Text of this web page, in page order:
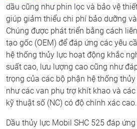
dầu cũng như phin lọc và bảo vệ
giúp giảm thiểu chi phí bảo dưỡng
Chúng được phát triển bằng cách
tạo gốc (OEM) để đáp ứng các yêu
hệ thống thủy lực hoạt động khắc
suất cao, lưu lượng cao cũng như
trọng của các bộ phận hệ thống
như các van phụ trợ khít khao và
kỹ thuật số (NC) có độ chính xác cao.
Dầu thủy lực Mobil SHC 525 đáp